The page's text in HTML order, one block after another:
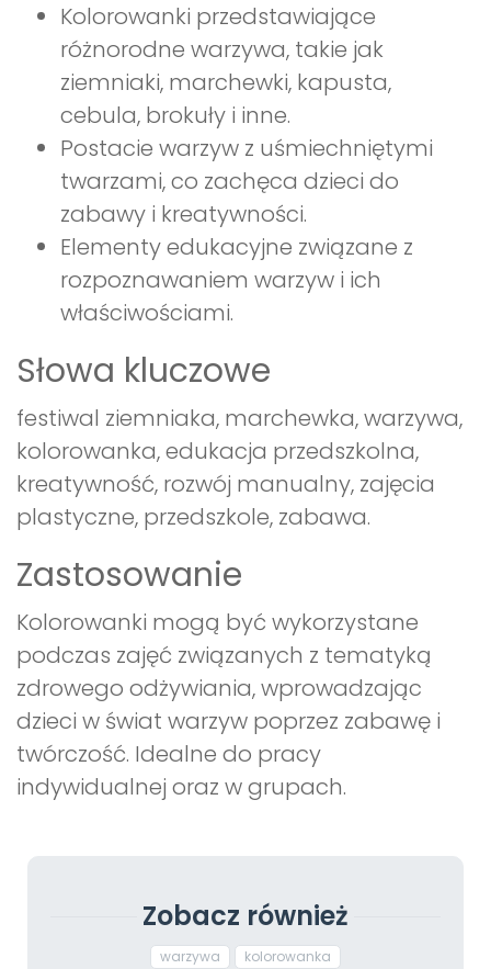
Kolorowanki przedstawiające
różnorodne warzywa, takie jak
ziemniaki, marchewki, kapusta,
cebula, brokuły i inne.
Postacie warzyw z uśmiechniętymi
twarzami, co zachęca dzieci do
zabawy i kreatywności.
Elementy edukacyjne związane z
rozpoznawaniem warzyw i ich
właściwościami.
Słowa kluczowe
festiwal ziemniaka, marchewka, warzywa,
kolorowanka, edukacja przedszkolna,
kreatywność, rozwój manualny, zajęcia
plastyczne, przedszkole, zabawa.
Zastosowanie
Kolorowanki mogą być wykorzystane
podczas zajęć związanych z tematyką
zdrowego odżywiania, wprowadzając
dzieci w świat warzyw poprzez zabawę i
twórczość. Idealne do pracy
indywidualnej oraz w grupach.
Zobacz również
warzywa kolorowanka